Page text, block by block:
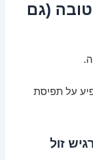
(גם
על תפיסת
2,990,000 ₪ מרגיש זול